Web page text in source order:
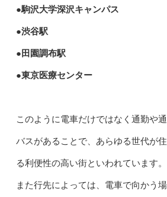
●駒沢大学深沢キャンパス
●渋谷駅
●田園調布駅
●東京医療センター
このように電車だけではなく通勤や
バスがあることで、あらゆる世代が
る利便性の高い街といわれています。
また行先によっては、電車で向かう